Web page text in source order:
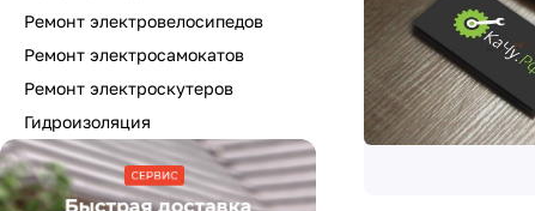
Ремонт электровелосипедов
Ремонт электросамокатов
Ремонт электроскутеров
Гидроизоляция